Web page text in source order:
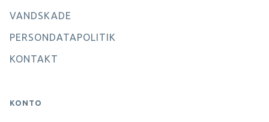
VANDSKADE
PERSONDATAPOLITIK
KONTAKT
KONTO